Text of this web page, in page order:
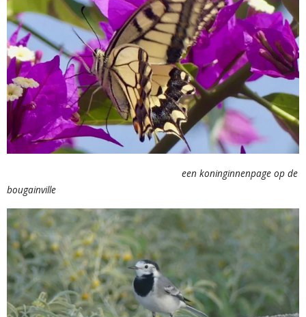
een koninginnenpage op de
bougainville